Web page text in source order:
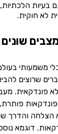
בעיות
לא חוקית.
שונים
משמעותי
שרוצים
פונדקאית.
הצלחה והדרך
דוגמא